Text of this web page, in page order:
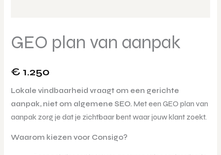
GEO plan van aanpak
€ 1.250
Lokale vindbaarheid vraagt om een gerichte
aanpak, niet om algemene SEO. Met een GEO plan van
aanpak zorg je dat je zichtbaar bent waar jouw klant zoekt.
Waarom kiezen voor Consigo?